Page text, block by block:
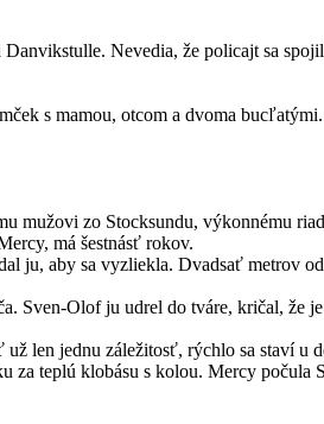
Nevedia, že policajt sa
s mamou, otcom a dvoma bucľatými.
mužovi zo Stocksundu, výkonnému
má šestnásť rokov.
aby sa vyzliekla. Dvadsať metrov
Olof ju udrel do tváre, kričal, že
len jednu záležitosť, rýchlo sa staví u
teplú klobásu s kolou. Mercy